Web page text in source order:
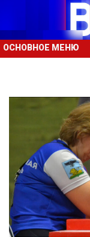
ОСНОВНОЕ МЕНЮ